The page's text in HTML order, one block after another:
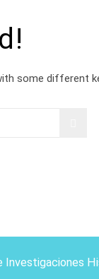
some different
Investigaciones